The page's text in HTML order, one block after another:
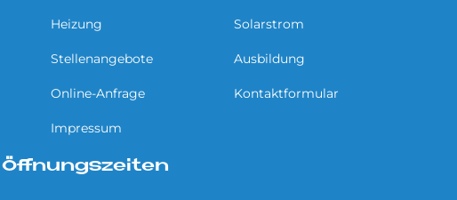
Heizung Solarstrom
Stellenangebote Ausbildung
Online-Anfrage Kontaktformular
Impressum
Öffnungszeiten